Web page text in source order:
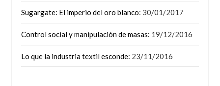
Sugargate: El imperio del oro blanco: 30/01/2017
Control social y manipulación de masas: 19/12/2016
Lo que la industria textil esconde: 23/11/2016